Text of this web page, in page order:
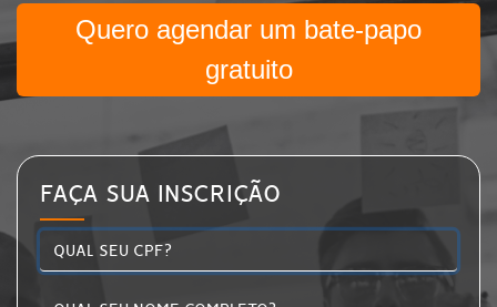
Quero agendar um bate-papo
gratuito
FAÇA SUA INSCRIÇÃO